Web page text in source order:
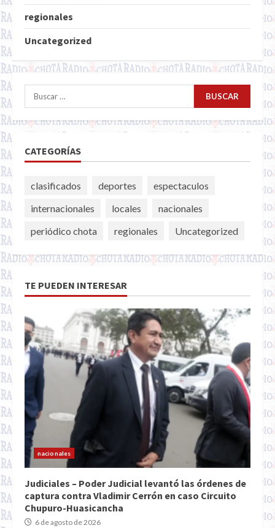
regionales
Uncategorized
Buscar:
CATEGORÍAS
clasificados deportes
espectaculos
internacionales
locales
nacionales
periódico chota
regionales Uncategorized
TE PUEDEN INTERESAR
nacionales
Judiciales – Poder Judicial levantó las órdenes de
captura contra Vladimir Cerrón en caso Circuito
Chupuro-Huasicancha
6 de agosto de 2026